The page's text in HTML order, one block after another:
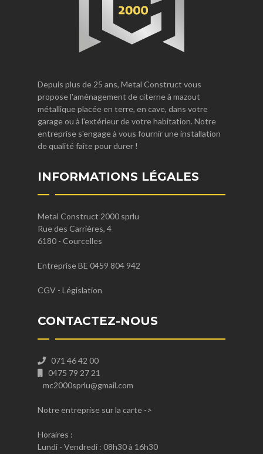
Depuis plus de 25 ans, Metal Construct vous
propose l'aménagement de citerne à mazout
métallique placée en terre, en cave, dans votre
garage ou à l'extérieur de votre habitation. Notre
entreprise s'engage à vous fournir une installation
de qualité faite pour durer !
INFORMATIONS LÉGALES
Metal Construct 2000 sprlu
Rue des Carrières, 4
6180 - Courcelles
Entreprise BE 0459 804 942
CGV - Législation
CONTACTEZ-NOUS
071 46 42 00
0475 79 27 21
mc2000sprlu@gmail.com
Notre entreprise sur la carte ->
Horaires :
Lundi - Vendredi : 08h30 à 16h30